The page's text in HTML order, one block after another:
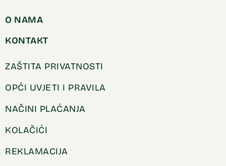
O NAMA
KONTAKT
ZAŠTITA PRIVATNOSTI
OPĆI UVJETI I PRAVILA
NAČINI PLAĆANJA
KOLAČIĆI
REKLAMACIJA